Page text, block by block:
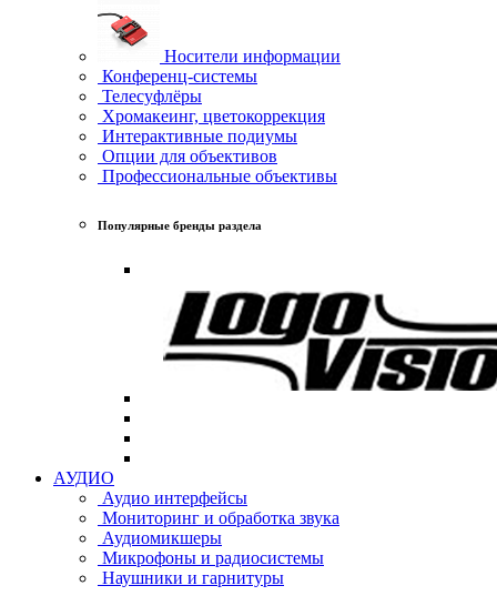
Носители информации
Конференц-системы
Телесуфлёры
Хромакеинг, цветокоррекция
Интерактивные подиумы
Опции для объективов
Профессиональные объективы
Популярные бренды раздела
АУДИО
Аудио интерфейсы
Мониторинг и обработка звука
Аудиомикшеры
Микрофоны и радиосистемы
Наушники и гарнитуры